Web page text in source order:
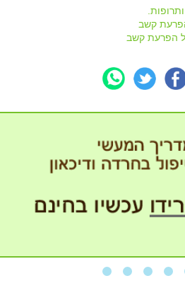
קשב